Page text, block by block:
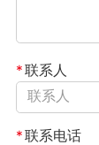
*联系人
*联系电话